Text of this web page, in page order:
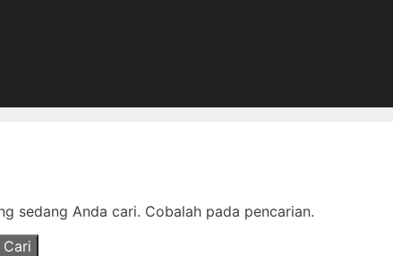
sedang Anda cari. Cobalah pada pencarian.